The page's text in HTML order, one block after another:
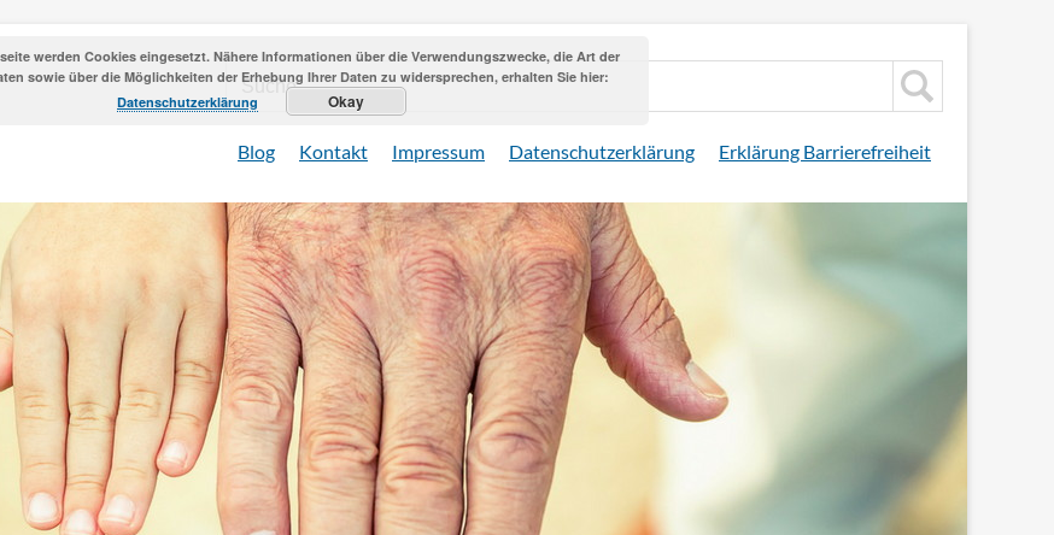
Blog Kontakt Impressum Datenschutzerklärung Erklärung Barrierefreiheit
werden Cookies eingesetzt. Nähere Informationen über die Verwendungszwecke, die Art der
sowie über die Möglichkeiten der Erhebung Ihrer Daten zu widersprechen, erhalten Sie hier:
Datenschutzerklärung
Okay